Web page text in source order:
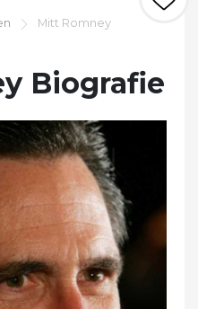
Mitt Romney
Biografie